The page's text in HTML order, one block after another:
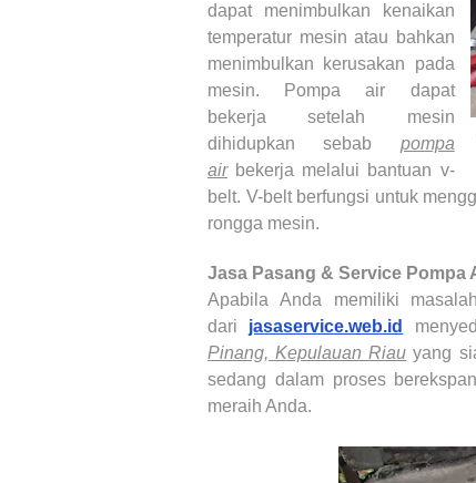
dapat menimbulkan kenaikan
temperatur mesin atau bahkan
menimbulkan kerusakan pada
mesin. Pompa air dapat
bekerja setelah mesin
dihidupkan sebab pompa
airbekerja melalui bantuan v-
belt. V-belt berfungsi untuk
rongga mesin.
Jasa Pasang & Service Pompa
Apabila Anda memiliki
dari jasaservice.web.id
Pinang, Kepulauan Riau yang
sedang dalam proses
meraih Anda.